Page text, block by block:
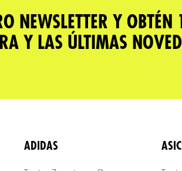
NEWSLETTER Y
Y LAS ÚLTIMAS
ADIDAS